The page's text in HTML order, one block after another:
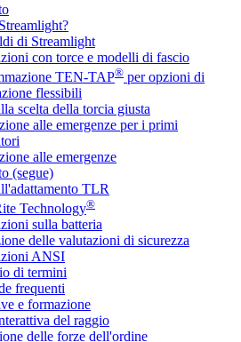
di Streamlight
con torce e modelli di fascio
TEN-TAP® per opzioni di
flessibili
scelta della torcia giusta
alle emergenze per i primi
alle emergenze
(segue)
TLR
Technology®
sulla batteria
delle valutazioni di sicurezza
ANSI
di termini
frequenti
e formazione
del raggio
delle forze dell'ordine